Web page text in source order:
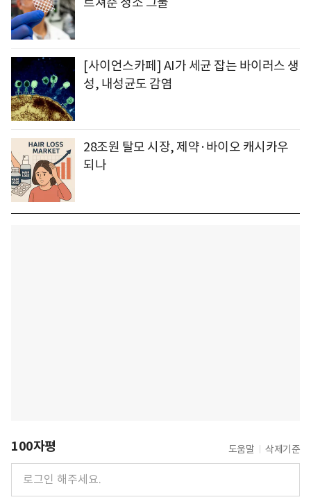
[사이언스카페] AI가 세균 잡는 바이러스 생
성, 내성균도 감염
28조원 탈모 시장, 제약·바이오 캐시카우
되나
100자평 도움말 삭제기준